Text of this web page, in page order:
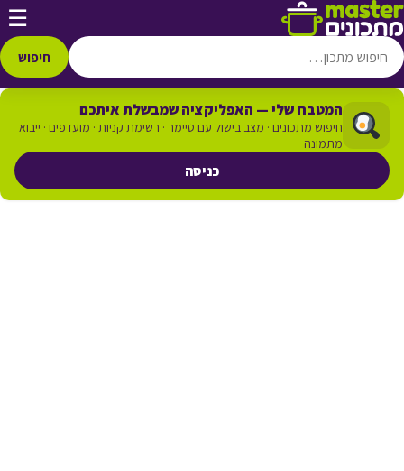
דלג לתוכן ☰
חיפוש
המטבח שלי — האפליקציה שמבשלת איתכם
חיפוש מתכונים · מצב בישול עם טיימר · רשימת קניות · מועדפים · ייבוא
מתמונה
כניסה